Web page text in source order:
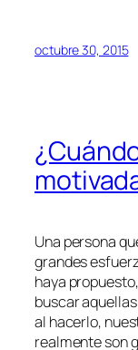
octubre 30, 2015
Una persona
grandes
haya
buscar
al hacerlo,
realmente son